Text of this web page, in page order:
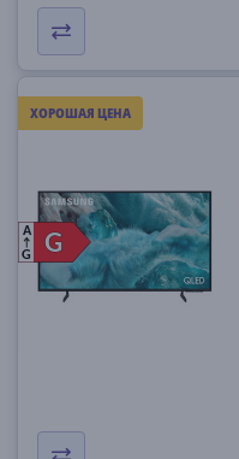
ХОРОШАЯ ЦЕНА
G
G
A
G